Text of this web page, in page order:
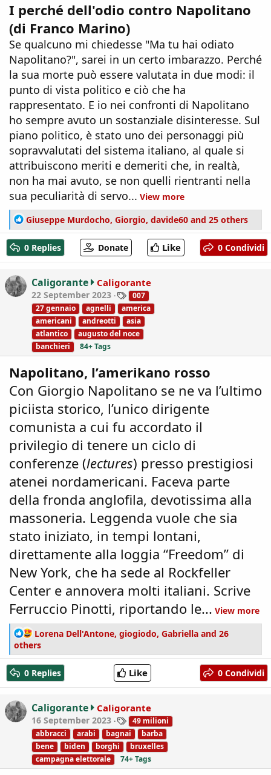
I perché dell'odio contro Napolitano
(di Franco Marino)
Se qualcuno mi chiedesse "Ma tu hai odiato
Napolitano?", sarei in un certo imbarazzo. Perché
la sua morte può essere valutata in due modi: il
punto di vista politico e ciò che ha
rappresentato. E io nei confronti di Napolitano
ho sempre avuto un sostanziale disinteresse. Sul
piano politico, è stato uno dei personaggi più
sopravvalutati del sistema italiano, al quale si
attribuiscono meriti e demeriti che, in realtà,
non ha mai avuto, se non quelli rientranti nella
sua peculiarità di servo... View more
R
e
a
c
t
o
Giuseppe Murdocho, Giorgio, davide60 and 25 others
0 Replies Donate Like 0 Condividi
Caligorante Caligorante
22 September 2023
T
a
g
s
007
27 gennaio
agnelli
america
americani
andreotti
asia
atlantico
augusto del noce
banchieri
84+ Tags
Napolitano, l’amerikano rosso
Con Giorgio Napolitano se ne va l’ultimo
piciista storico, l’unico dirigente
comunista a cui fu accordato il
privilegio di tenere un ciclo di
conferenze (lectures) presso prestigiosi
atenei nordamericani. Faceva parte
della fronda anglofila, devotissima alla
massoneria. Leggenda vuole che sia
stato iniziato, in tempi lontani,
direttamente alla loggia “Freedom” di
New York, che ha sede al Rockfeller
Center e annovera molti italiani. Scrive
Ferruccio Pinotti, riportando le... View more
R
e
a
c
t
i
o
n
s
:
Lorena Dell'Antone, giogiodo, Gabriella and 26
others
0 Replies Like 0 Condividi
Caligorante Caligorante
16 September 2023
T
a
g
s
49 milioni
abbracci
arabi bagnai
barba
bene
biden borghi
bruxelles
campagna elettorale
74+ Tags